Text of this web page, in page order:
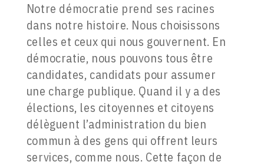
Notre démocratie prend ses racines
dans notre histoire. Nous choisissons
celles et ceux qui nous gouvernent. En
démocratie, nous pouvons tous être
candidates, candidats pour assumer
une charge publique. Quand il y a des
élections, les citoyennes et citoyens
délèguent l’administration du bien
commun à des gens qui offrent leurs
services, comme nous. Cette façon de